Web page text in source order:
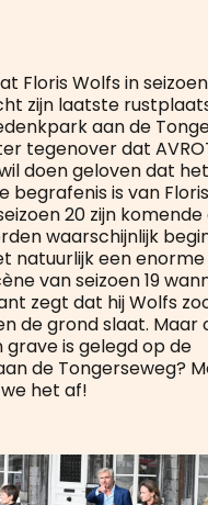
Floris Wolfs in
zijn laatste
aan de
tegenover dat
doen geloven dat het
begrafenis is van
20 zijn
waarschijnlijk
natuurlijk een
van seizoen 19
zegt dat hij Wolfs
de grond slaat. Maar
is gelegd op de
de Tongerseweg?
het af!